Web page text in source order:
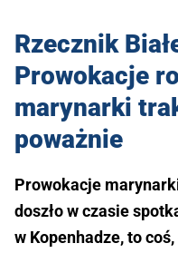
Rzecznik
Prowokacje
marynarki
poważnie
Prowokacje
doszło w czasie
w Kopenhadze, to